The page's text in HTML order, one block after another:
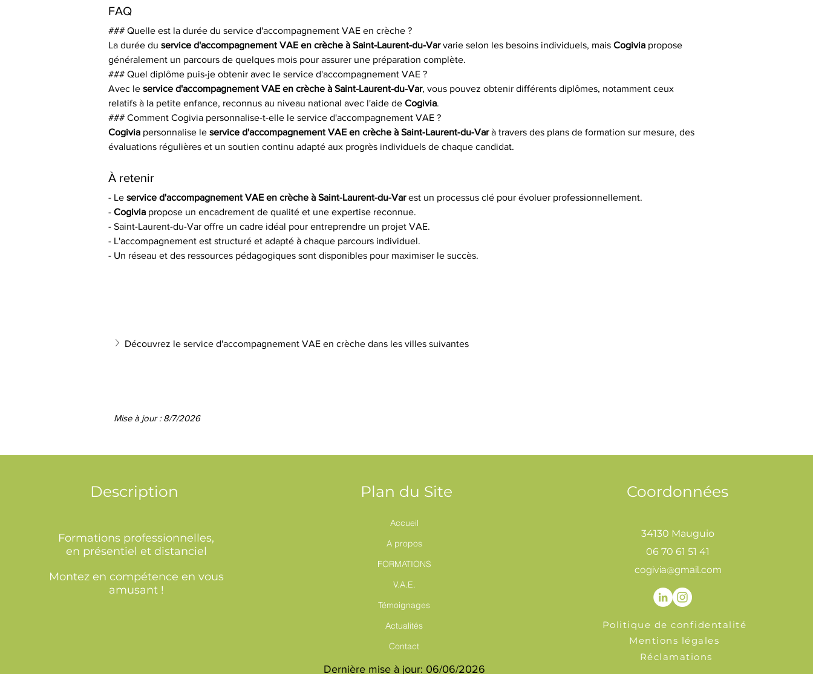
FAQ
### Quelle est la durée du service d'accompagnement VAE en crèche ?
La durée du service d'accompagnement VAE en crèche à Saint-Laurent-du-Var varie selon les besoins individuels, mais Cogivia propose
généralement un parcours de quelques mois pour assurer une préparation complète.
### Quel diplôme puis-je obtenir avec le service d'accompagnement VAE ?
Avec le service d'accompagnement VAE en crèche à Saint-Laurent-du-Var, vous pouvez obtenir différents diplômes, notamment ceux
relatifs à la petite enfance, reconnus au niveau national avec l'aide de Cogivia.
### Comment Cogivia personnalise-t-elle le service d'accompagnement VAE ?
Cogivia personnalise le service d'accompagnement VAE en crèche à Saint-Laurent-du-Var à travers des plans de formation sur mesure, des
évaluations régulières et un soutien continu adapté aux progrès individuels de chaque candidat.
À retenir
- Le service d'accompagnement VAE en crèche à Saint-Laurent-du-Var est un processus clé pour évoluer professionnellement.
- Cogivia propose un encadrement de qualité et une expertise reconnue.
- Saint-Laurent-du-Var offre un cadre idéal pour entreprendre un projet VAE.
- L'accompagnement est structuré et adapté à chaque parcours individuel.
- Un réseau et des ressources pédagogiques sont disponibles pour maximiser le succès.
Découvrez le service d'accompagnement VAE en crèche dans les villes suivantes
Mise à jour : 8/7/2026
Description
Formations professionnelles,
en présentiel et distanciel
Montez en compétence en vous
amusant !
Plan du Site
Accueil
A propos
FORMATIONS
V.A.E.
Témoignages
Actualités
Contact
Dernière mise à jour: 06/06/2026
Coordonnées
34130 Mauguio
06 70 61 51 41
cogivia@gmail.com
Politique de confidentalité
Mentions légales
Réclamations